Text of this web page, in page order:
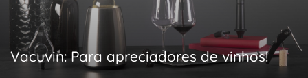
Vacuvin: Para apreciadores de vinhos!